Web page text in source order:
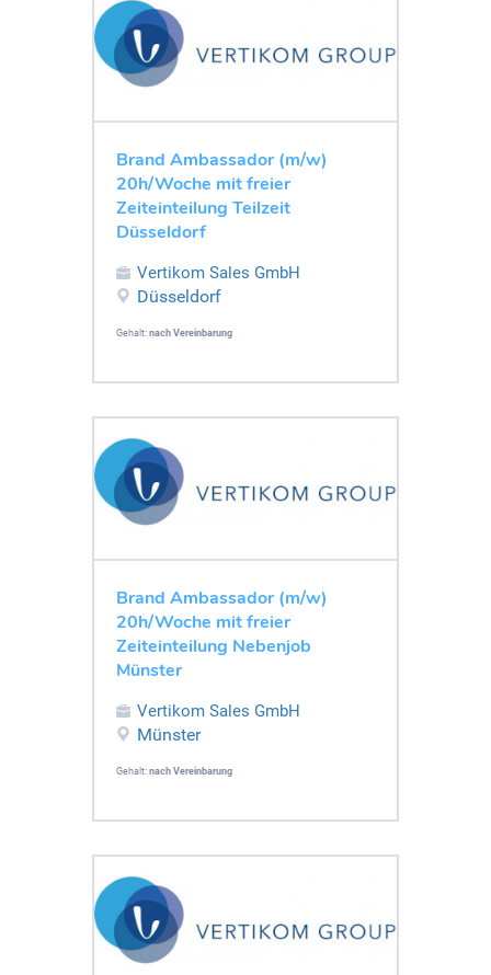
Brand Ambassador (m/w)
20h/Woche mit freier
Zeiteinteilung Teilzeit
Düsseldorf
Vertikom Sales GmbH
Düsseldorf
Gehalt: nach Vereinbarung
Brand Ambassador (m/w)
20h/Woche mit freier
Zeiteinteilung Nebenjob
Münster
Vertikom Sales GmbH
Münster
Gehalt: nach Vereinbarung